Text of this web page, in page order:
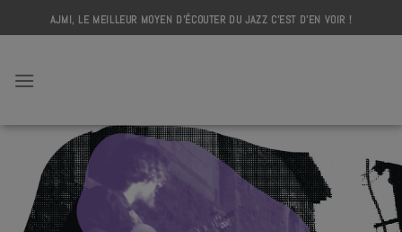
to
AJMI, LE MEILLEUR MOYEN D'ÉCOUTER DU JAZZ C'EST D'EN VOIR !